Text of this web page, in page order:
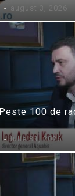
- august 3, 2026
100 de
- iulie 31, 2026